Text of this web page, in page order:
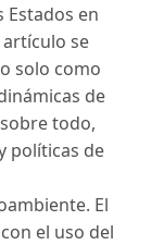
en
se
solo como
de
todo,
políticas de
El
el uso del